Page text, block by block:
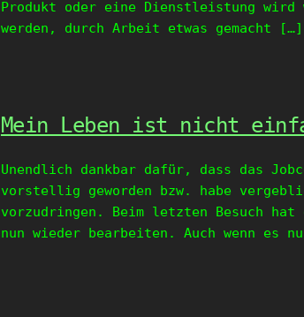
Produkt oder eine Dienstleistung
werden, durch Arbeit etwas gemacht […]
Mein Leben ist nicht
Unendlich dankbar dafür, dass das
vorstellig geworden bzw. habe
vorzudringen. Beim letzten Besuch
nun wieder bearbeiten. Auch wenn es